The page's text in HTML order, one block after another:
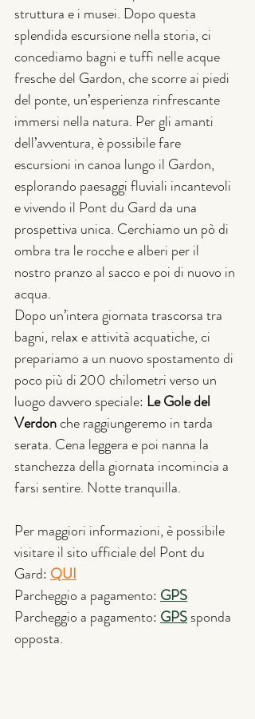
struttura e i musei. Dopo questa
splendida escursione nella storia, ci
concediamo bagni e tuffi nelle acque
fresche del Gardon, che scorre ai piedi
del ponte, un’esperienza rinfrescante
immersi nella natura. Per gli amanti
dell’avventura, è possibile fare
escursioni in canoa lungo il Gardon,
esplorando paesaggi fluviali incantevoli
e vivendo il Pont du Gard da una
prospettiva unica. Cerchiamo un pò di
ombra tra le rocche e alberi per il
nostro pranzo al sacco e poi di nuovo in
acqua.
Dopo un’intera giornata trascorsa tra
bagni, relax e attività acquatiche, ci
prepariamo a un nuovo spostamento di
poco più di 200 chilometri verso un
luogo davvero speciale: Le Gole del
Verdon che raggiungeremo in tarda
serata. Cena leggera e poi nanna la
stanchezza della giornata incomincia a
farsi sentire. Notte tranquilla.
Per maggiori informazioni, è possibile
visitare il sito ufficiale del Pont du
Gard: QUI
Parcheggio a pagamento: GPS
Parcheggio a pagamento: GPS sponda
opposta.